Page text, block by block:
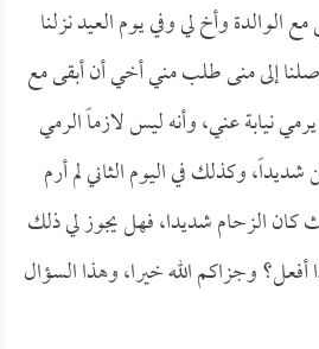
الوالدة وأخ لي وفي يوم العيد نزلنا
إلى منى طلب مني أخي أن أبقى مع
نيابة عني، وأنه ليس لازماً الرمي
وكذلك في اليوم الثاني لم أرم
كان الزحام شديدا، فهل يجوز لي ذلك
أفعل؟ وجزاكم الله خيرا، وهذا السؤال